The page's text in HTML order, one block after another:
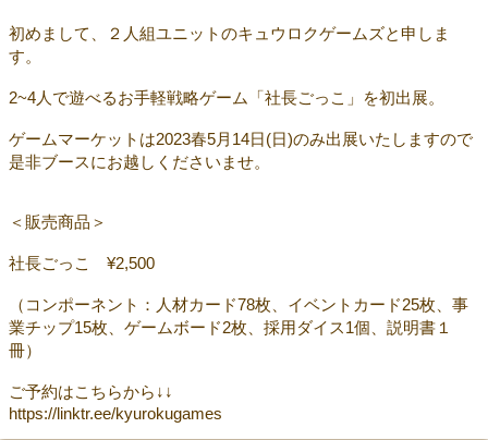
初めまして、２人組ユニットのキュウロクゲームズと申しま
す。
2~4人で遊べるお手軽戦略ゲーム「社長ごっこ」を初出展。
ゲームマーケットは2023春5月14日(日)のみ出展いたしますので
是非ブースにお越しくださいませ。
＜販売商品＞
社長ごっこ ¥2,500
（コンポーネント：人材カード78枚、イベントカード25枚、事
業チップ15枚、ゲームボード2枚、採用ダイス1個、説明書１
冊）
ご予約はこちらから↓↓
https://linktr.ee/kyurokugames